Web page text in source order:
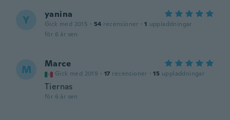
Y yanina
Gick med 2015 · 54 recensioner · 1 uppladdningar
för 6 år sen
M Marce
Gick med 2019 · 17 recensioner · 15 uppladdningar
Tiernas
för 6 år sen